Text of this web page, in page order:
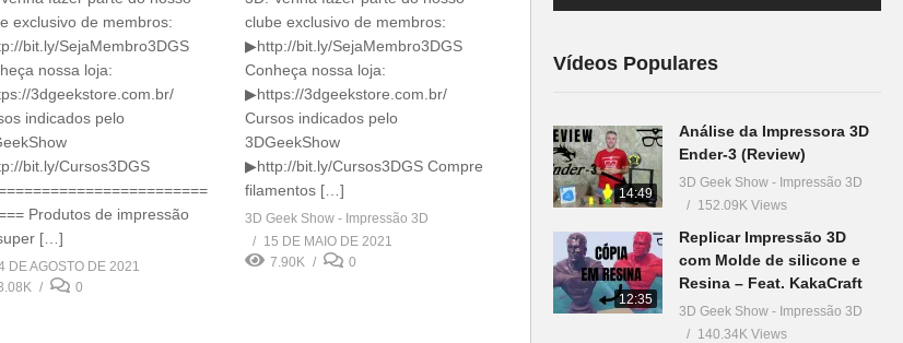
exclusivo de membros:
bit.ly/SejaMembro3DGS
nossa loja:
3dgeekstore.com.br/
indicados pelo
bit.ly/Cursos3DGS
Produtos de impressão
[…]
DE AGOSTO DE 2021
0
clube exclusivo de membros:
▶http://bit.ly/SejaMembro3DGS
Conheça nossa loja:
▶https://3dgeekstore.com.br/
Cursos indicados pelo
3DGeekShow
▶http://bit.ly/Cursos3DGS Compre
filamentos […]
3D Geek Show - Impressão 3D
15 DE MAIO DE 2021
7.90K
0
Vídeos Populares
14:49
Análise da Impressora 3D
Ender-3 (Review)
3D Geek Show - Impressão 3D
152.09K Views
12:35
Replicar Impressão 3D
com Molde de silicone e
Resina – Feat. KakaCraft
3D Geek Show - Impressão 3D
140.34K Views